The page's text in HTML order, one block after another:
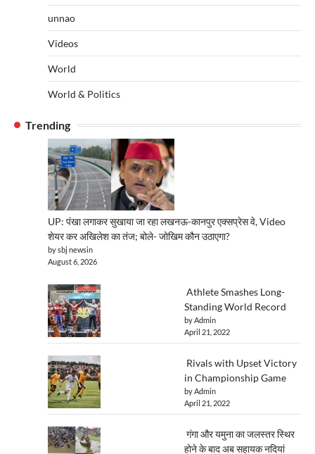
unnao
Videos
World
World & Politics
Trending
UP: पंखा लगाकर सुखाया जा रहा लखनऊ-कानपुर एक्सप्रेस वे, Video
शेयर कर अखिलेश का तंज; बोले- जोखिम कौन उठाएगा?
by sbj newsin
August 6, 2026
Athlete Smashes Long-
Standing World Record
by Admin
April 21, 2022
Rivals with Upset Victory
in Championship Game
by Admin
April 21, 2022
गंगा और यमुना का जलस्तर स्थिर
होने के बाद अब सहायक नदियां